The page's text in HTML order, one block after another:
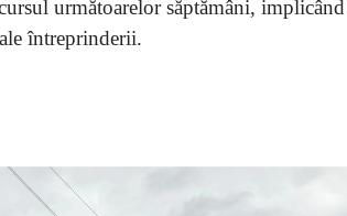
următoarelor săptămâni,
aleîntreprinderii.